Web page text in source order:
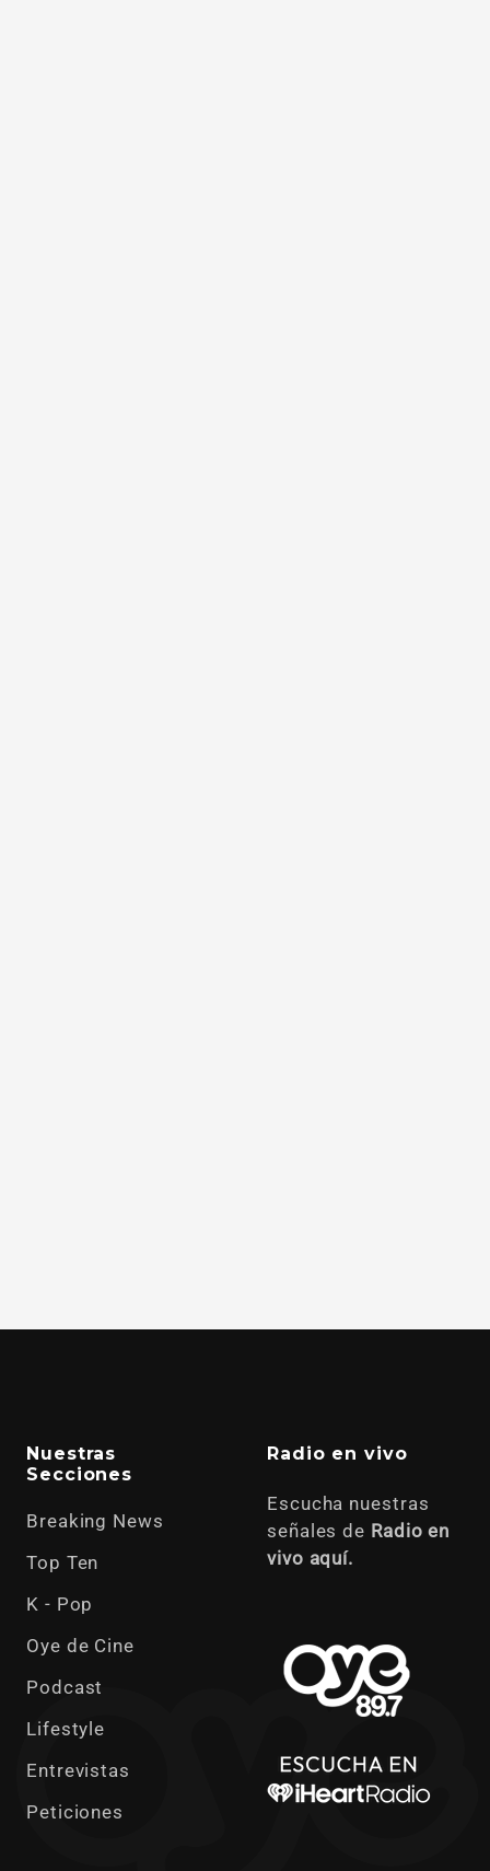
Nuestras
Secciones
Breaking News
Top Ten
K - Pop
Oye de Cine
Podcast
Lifestyle
Entrevistas
Peticiones
Radio en vivo
Escucha nuestras
señales de Radio en
vivo aquí.